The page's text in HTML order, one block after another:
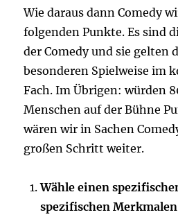
Wie daraus dann Comedy
folgenden Punkte. Es sind
der Comedy und sie gelten
besonderen Spielweise im
Fach. Im Übrigen: würden
Menschen auf der Bühne
wären wir in Sachen
großen Schritt weiter.
Wähle einen
spezifischen Merkmalen